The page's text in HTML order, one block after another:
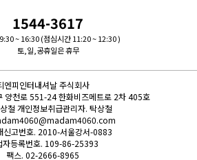
1544-3617
~ 16:30 (점심시간 11:20 ~ 12:30 )
토,일,공휴일은 휴무
엔피인터내셔날 주식회사
양천로 551-24 한화비즈메트로 2차 405호
철 개인정보취급관리자. 탁상철
신고번호. 2010-서울강서-0883
자등록번호. 109-86-25393
팩스. 02-2666-8965